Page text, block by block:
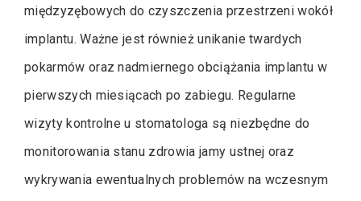
międzyzębowych do czyszczenia przestrzeni wokół
implantu. Ważne jest również unikanie twardych
pokarmów oraz nadmiernego obciążania implantu w
pierwszych miesiącach po zabiegu. Regularne
wizyty kontrolne u stomatologa są niezbędne do
monitorowania stanu zdrowia jamy ustnej oraz
wykrywania ewentualnych problemów na wczesnym